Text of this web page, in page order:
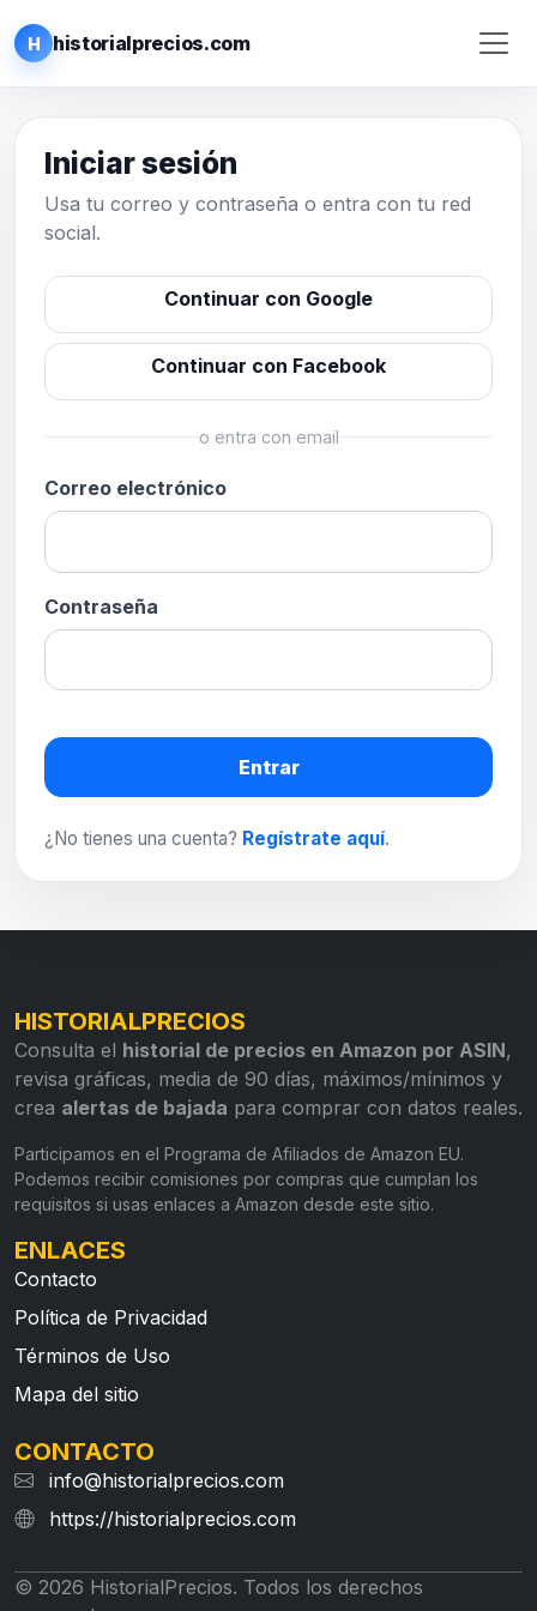
H historialprecios.com
Iniciar sesión
Usa tu correo y contraseña o entra con tu red
social.
Continuar con Google
Continuar con Facebook
o entra con email
Correo electrónico
Contraseña
Entrar
¿No tienes una cuenta? Regístrate aquí.
HISTORIALPRECIOS
Consulta el historial de precios en Amazon por ASIN,
revisa gráficas, media de 90 días, máximos/mínimos y
crea alertas de bajada para comprar con datos reales.
Participamos en el Programa de Afiliados de Amazon EU.
Podemos recibir comisiones por compras que cumplan los
requisitos si usas enlaces a Amazon desde este sitio.
ENLACES
Contacto
Política de Privacidad
Términos de Uso
Mapa del sitio
CONTACTO
info@historialprecios.com
https://historialprecios.com
© 2026 HistorialPrecios. Todos los derechos